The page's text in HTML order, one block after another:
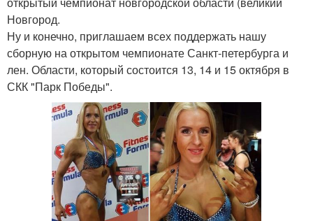
Новгород.
Ну и конечно, приглашаем всех поддержать нашу
сборную на открытом чемпионате Санкт-петербурга и
лен. Области, который состоится 13, 14 и 15 октября в
СКК "Парк Победы".